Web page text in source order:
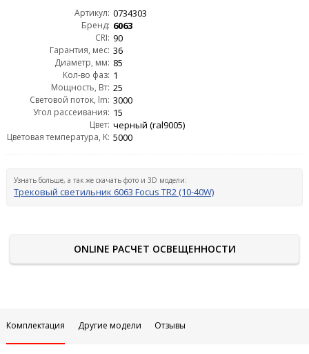
Артикул: 0734303
Бренд: 6063
CRI: 90
Гарантия, мес: 36
Диаметр, мм: 85
Кол-во фаз: 1
Мощность, Вт: 25
Световой поток, lm: 3000
Угол рассеивания: 15
Цвет: черный (ral9005)
Цветовая температура, K: 5000
Узнать больше, а так же скачать фото и 3D модели:
Трековый светильник 6063 Focus TR2 (10-40W)
ONLINE РАСЧЕТ ОСВЕЩЕННОСТИ
Комплектация Другие модели Отзывы